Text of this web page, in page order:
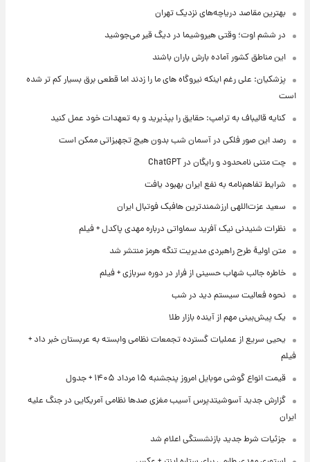
بهترین مقاصد دریاچه‌های نزدیک تهران
در ششم اوت؛ وقتی هیروشیما در دیگ قیر می‌جوشید
این مناطق کشور آماده بارش باران باشند
پزشکیان: علی رغم اینکه نیروگاه های ما را زدند اما قطعی برق بسیار کم تر شده
است
کنایه قالیباف به ترامپ: حقایق را بپذیرید و به تعهدات خود عمل کنید
رصد این صور فلکی در آسمان شب بدون هیچ تجهیزاتی ممکن است
چت متنی نامحدود و رایگان در ChatGPT
شرایط تفاهم‌نامه به نفع ایران بهبود یافت
سعید عزت‌اللهی ارزشمندترین هافبک فوتبال ایران
نظرات شنیدنی نیک آفرید سماواتی درباره مهدی پاکدل + فیلم
متن اولیۀ طرح راهبردی مدیریت تنگه هرمز منتشر شد
خاطره جالب شهاب حسینی از فرار در دوره سربازی + فیلم
نحوه فعالیت سیستم دید در شب
یک پیش‌بینی مهم از آینده بازار طلا
یحیی سریع از عملیات گسترده تجمعات نظامی وابسته به عربستان خبر داد +
فیلم
قیمت انواع گوشی موبایل امروز پنجشنبه ۱۵ مرداد ۱۴۰۵ + جدول
گزارش جدید آسوشیتدپرس آسیب مغزی صدها نظامی آمریکایی در جنگ علیه
ایران
جزئیات شرط جدید بازنشستگی اعلام شد